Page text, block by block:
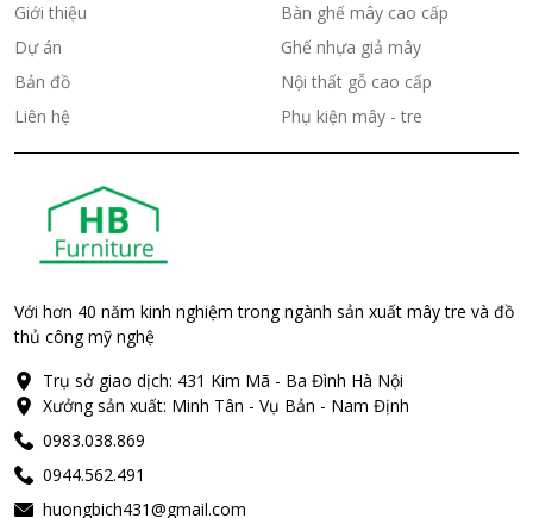
Giới thiệu
Dự án
Bản đồ
Liên hệ
Bàn ghế mây cao cấp
Ghế nhựa giả mây
Nội thất gỗ cao cấp
Phụ kiện mây - tre
Với hơn 40 năm kinh nghiệm trong ngành sản xuất mây tre và đồ
thủ công mỹ nghệ
Trụ sở giao dịch: 431 Kim Mã - Ba Đình Hà Nội
Xưởng sản xuất: Minh Tân - Vụ Bản - Nam Định
0983.038.869
0944.562.491
huongbich431@gmail.com